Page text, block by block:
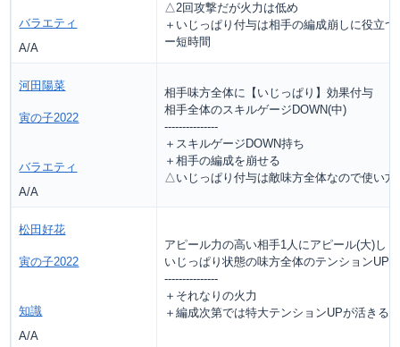
バラエティ
A/A
△2回攻撃だが火力は低め
＋いじっぱり付与は相手の編成崩しに役立つ
ー短時間
河田陽菜
寅の子2022
バラエティ
A/A
相手味方全体に【いじっぱり】効果付与
相手全体のスキルゲージDOWN(中)
---------------
＋スキルゲージDOWN持ち
＋相手の編成を崩せる
△いじっぱり付与は敵味方全体なので使い方
松田好花
寅の子2022
知識
A/A
アピール力の高い相手1人にアピール(大)し
いじっぱり状態の味方全体のテンションUP(
---------------
＋それなりの火力
＋編成次第では特大テンションUPが活きる